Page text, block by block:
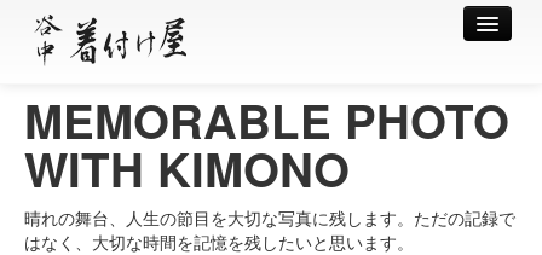
Home
出張着付け案内
MEMORABLE PHOTO
WITH KIMONO
晴れの舞台、人生の節目を大切な写真に残します。ただの記録で
はなく、大切な時間を記憶を残したいと思います。